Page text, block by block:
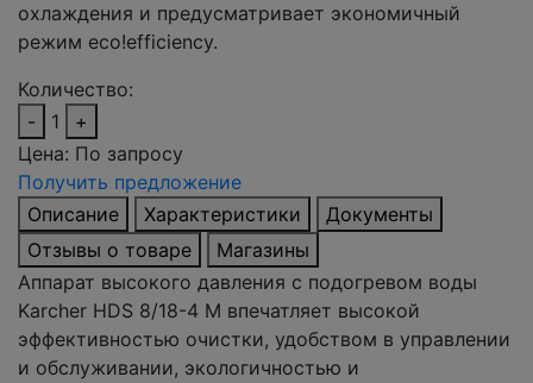
охлаждения и предусматривает экономичный
режим eco!efficiency.
Количество:
-
1
+
Цена: По запросу
Получить предложение
Описание
Характеристики
Документы
Отзывы о товаре
Магазины
Аппарат высокого давления с подогревом воды
Karcher HDS 8/18-4 M впечатляет высокой
эффективностью очистки, удобством в управлении
и обслуживании, экологичностью и